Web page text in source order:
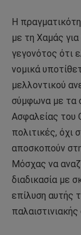
Η
με τη Χαμάς
γεγονότος ότι
νομικά
μελλοντικού
σύμφωνα με τα
Ασφαλείας του
πολιτικές, όχι
αποσκοπούν
Μόσχας να
διαδικασία με
επίλυση αυτής